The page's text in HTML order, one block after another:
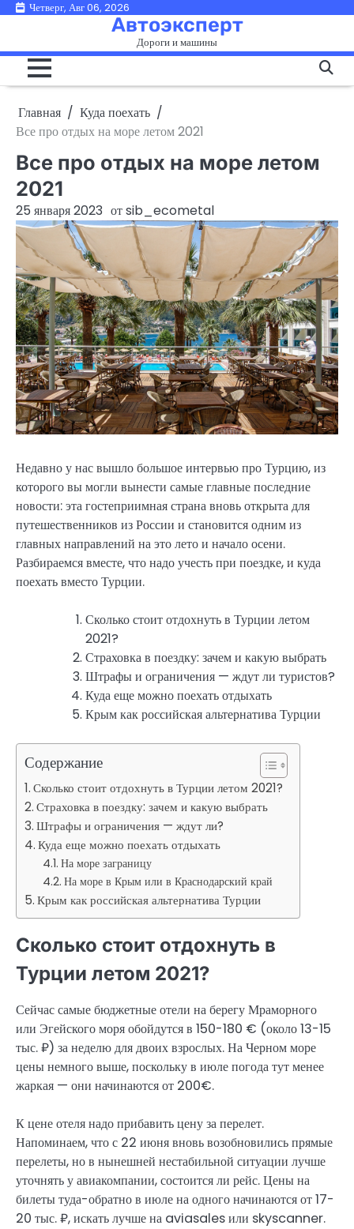
ПерейтиЧетверг, Авг 06, 2026
Автоэксперт
Дороги и машины
Главная
Куда поехать
Все про отдых на море летом 2021
Все про отдых на море летом
2021
25 января 2023 отsib_ecometal
Недавно у нас вышло большое интервью про Турцию, из
которого вы могли вынести самые главные последние
новости: эта гостеприимная страна вновь открыта для
путешественников из России и становится одним из
главных направлений на это лето и начало осени.
Разбираемся вместе, что надо учесть при поездке, и куда
поехать вместо Турции.
Сколько стоит отдохнуть в Турции летом
2021?
Страховка в поездку: зачем и какую выбрать
Штрафы и ограничения — ждут ли туристов?
Куда еще можно поехать отдыхать
Крым как российская альтернатива Турции
Содержание
Сколько стоит отдохнуть в Турции летом 2021?
Страховка в поездку: зачем и какую выбрать
Штрафы и ограничения — ждут ли?
Куда еще можно поехать отдыхать
На море заграницу
На море в Крым или в Краснодарский край
Крым как российская альтернатива Турции
Сколько стоит отдохнуть в
Турции летом 2021?
Сейчас самые бюджетные отели на берегу Мраморного
или Эгейского моря обойдутся в 150-180 € (около 13-15
тыс. ₽) за неделю для двоих взрослых. На Черном море
цены немного выше, поскольку в июле погода тут менее
жаркая — они начинаются от 200€.
К цене отеля надо прибавить цену за перелет.
Напоминаем, что с 22 июня вновь возобновились прямые
перелеты, но в нынешней нестабильной ситуации лучше
уточнять у авиакомпании, состоится ли рейс. Цены на
билеты туда-обратно в июле на одного начинаются от 17-
20 тыс. ₽, искать лучше на aviasales или skyscanner.